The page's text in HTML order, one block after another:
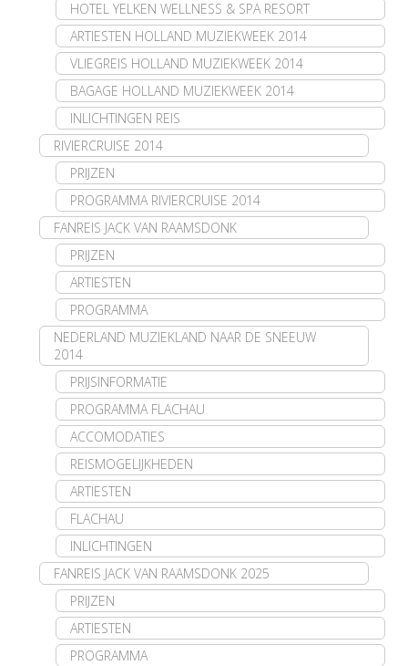
HOTEL YELKEN WELLNESS & SPA RESORT
ARTIESTEN HOLLAND MUZIEKWEEK 2014
VLIEGREIS HOLLAND MUZIEKWEEK 2014
BAGAGE HOLLAND MUZIEKWEEK 2014
INLICHTINGEN REIS
RIVIERCRUISE 2014
PRIJZEN
PROGRAMMA RIVIERCRUISE 2014
FANREIS JACK VAN RAAMSDONK
PRIJZEN
ARTIESTEN
PROGRAMMA
NEDERLAND MUZIEKLAND NAAR DE SNEEUW
2014
PRIJSINFORMATIE
PROGRAMMA FLACHAU
ACCOMODATIES
REISMOGELIJKHEDEN
ARTIESTEN
FLACHAU
INLICHTINGEN
FANREIS JACK VAN RAAMSDONK 2025
PRIJZEN
ARTIESTEN
PROGRAMMA